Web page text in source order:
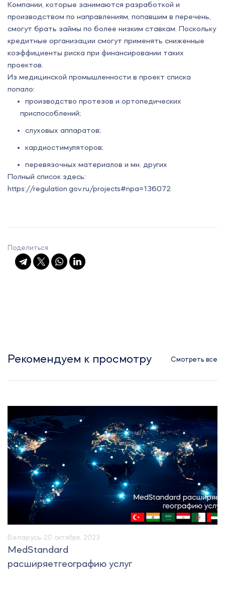
Компании, которые занимаются разработкой и
производством по направлениям, попавшим в перечень,
смогут брать займы по более низким ставкам. Поскольку
кредитные организации смогут применять сниженные
коэффициенты риска при финансировании таких
проектов.
Из медицинской промышленности в проект списка
попало:
производство протезов и ортопедических
приспособлений;
слуховых аппаратов;
кардиостимуляторов;
перевязочных материалов и мн. других
Полный список здесь:
https://regulation.gov.ru/projects#npa=136072
Поделиться
Рекомендуем к просмотру Смотреть все
Беларусь 20 октября, 2023
MedStandard
расширяетгеографию услуг